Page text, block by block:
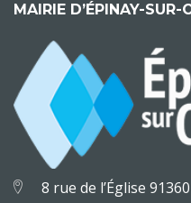
MAIRIE D’ÉPINAY-SUR-
8 rue de l’Église